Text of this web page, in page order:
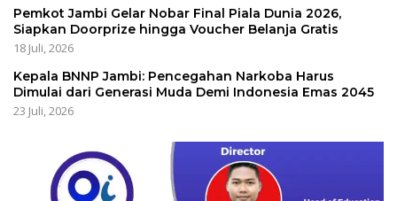
Pemkot Jambi Gelar Nobar Final Piala Dunia 2026,
Siapkan Doorprize hingga Voucher Belanja Gratis
18 Juli, 2026
Kepala BNNP Jambi: Pencegahan Narkoba Harus
Dimulai dari Generasi Muda Demi Indonesia Emas 2045
23 Juli, 2026